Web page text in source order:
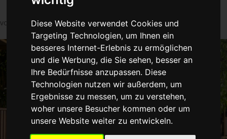
Diese Website verwendet Cookies und
Targeting Technologien, um Ihnen ein
besseres Internet-Erlebnis zu ermöglichen
und die Werbung, die Sie sehen, besser an
Ihre Bedürfnisse anzupassen. Diese
Technologien nutzen wir außerdem, um
Ergebnisse zu messen, um zu verstehen,
woher unsere Besucher kommen oder um
unsere Website weiter zu entwickeln.
von Schmetterling Administrator|Aug. 17, 2017